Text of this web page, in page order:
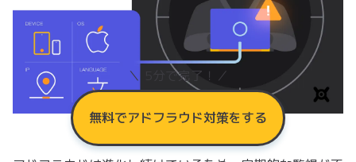
＼ 5分で完了！／
無料でアドフラウド対策をする